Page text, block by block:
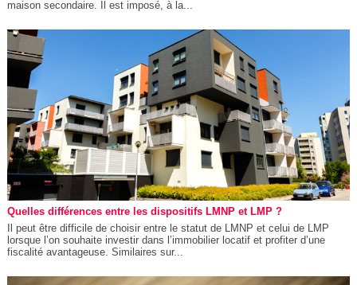
maison secondaire. Il est imposé, à la...
Quelles différences entre les dispositifs LMNP et LMP ?
Il peut être difficile de choisir entre le statut de LMNP et celui de LMP
lorsque l’on souhaite investir dans l’immobilier locatif et profiter d’une
fiscalité avantageuse. Similaires sur...